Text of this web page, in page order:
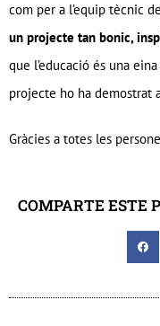
com per a l’equip tècnic
un projecte tan bonic,
que l’educació és una
projecte ho ha demostrat
Gràcies a totes les
COMPARTE ESTE